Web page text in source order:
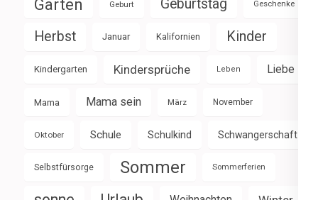
Garten Geburt Geburtstag Geschenke
Herbst Januar Kalifornien Kinder
Kindergarten Kindersprüche Leben Liebe
Mama Mama sein März November
Oktober Schule Schulkind Schwangerschaft
Selbstfürsorge Sommer Sommerferien